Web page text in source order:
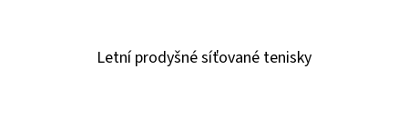
Letní prodyšné síťované tenisky